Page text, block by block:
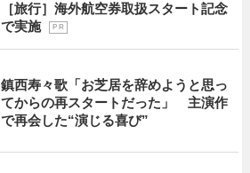
［旅行］海外航空券取扱スタート記念
で実施
P R
鎮西寿々歌「お芝居を辞めようと思っ
てからの再スタートだった」 主演作
で再会した“演じる喜び”